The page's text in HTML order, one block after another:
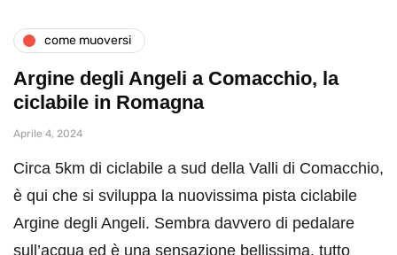
come muoversi
Argine degli Angeli a Comacchio, la
ciclabile in Romagna
Aprile 4, 2024
Circa 5km di ciclabile a sud della Valli di Comacchio,
è qui che si sviluppa la nuovissima pista ciclabile
Argine degli Angeli. Sembra davvero di pedalare
sull’acqua ed è una sensazione bellissima, tutto